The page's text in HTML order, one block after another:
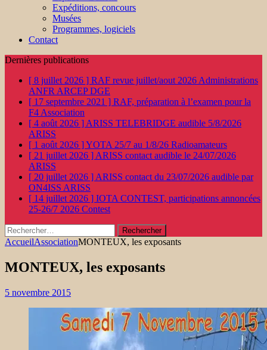
Expéditions, concours
Musées
Programmes, logiciels
Contact
Dernières publications
[ 8 juillet 2026 ] RAF revue juillet/aout 2026 Administrations
ANFR ARCEP DGE
[ 17 septembre 2021 ] RAF, préparation à l’examen pour la
F4 Association
[ 4 août 2026 ] ARISS TELEBRIDGE audible 5/8/2026
ARISS
[ 1 août 2026 ]YOTA 25/7 au 1/8/26 Radioamateurs
[ 21 juillet 2026 ] ARISS contact audible le 24/07/2026
ARISS
[ 20 juillet 2026 ] ARISS contact du 23/07/2026 audible par
ON4ISS ARISS
[ 14 juillet 2026 ] IOTA CONTEST, participations annoncées
25-26/7 2026 Contest
Rechercher :
AccueilAssociationMONTEUX, les exposants
MONTEUX, les exposants
5 novembre 2015